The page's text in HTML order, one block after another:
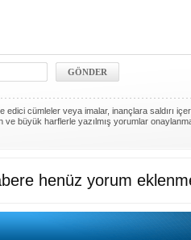
edici cümleler veya imalar, inançlara saldırı
büyük harflerle yazılmış yorumlar
henüz yorum